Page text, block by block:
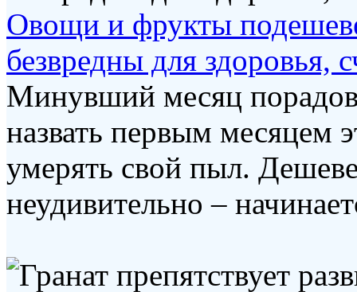
Овощи и фрукты
безвредны для здоровья,
Минувший месяц
назвать первым месяцем
умерять свой пыл.
неудивительно –